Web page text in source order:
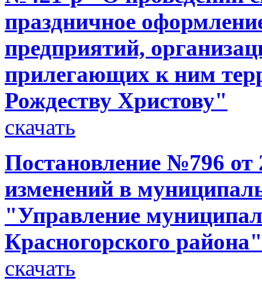
праздничное
предприятий,
прилегающих к ним
Рождеству Христову"
скачать
Постановление №796 от
изменений в
"Управление
Красногорского
скачать